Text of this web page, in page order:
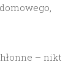
– nikt